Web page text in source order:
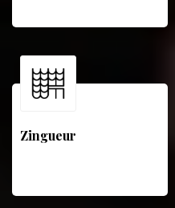
Zingueur